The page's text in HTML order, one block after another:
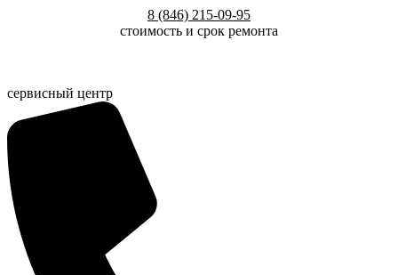
8 (846) 215-09-95
стоимость и срок ремонта
сервисный центр